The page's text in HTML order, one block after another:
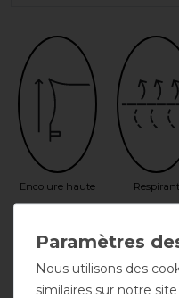
Encolure haute Respirant
Nous utilisons des
similaires sur notre